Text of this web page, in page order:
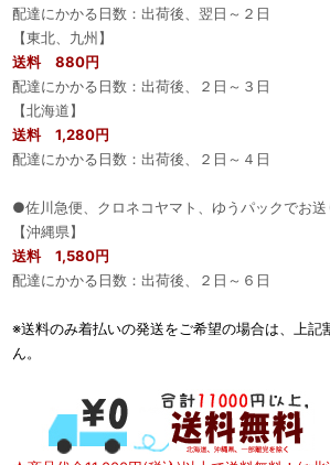
配達にかかる日数：出荷後、翌日～２日
【東北、九州】
送料 880円
配達にかかる日数：出荷後、２日～３日
【北海道】
送料 1,280円
配達にかかる日数：出荷後、２日～４日
●佐川急便、クロネコヤマト、ゆうパックでお
【沖縄県】
送料 1,580円
配達にかかる日数：出荷後、２日～６日
※送料のみ着払いの発送をご希望の場合は、上記
ん。